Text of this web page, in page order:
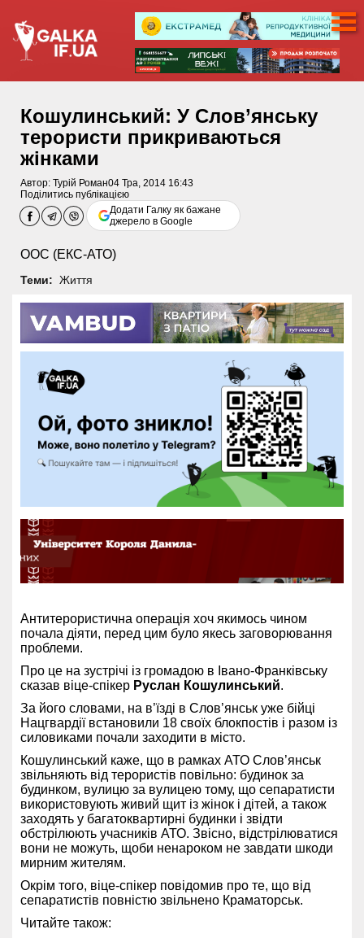
Кошулинський: У Слов’янську
терористи прикриваються
жінками
Автор: Турій Роман04 Тра, 2014 16:43
Поділитись публікацією
Додати Галку як бажане
джерело в Google
ООС (ЕКС-АТО)
Теми: Життя
Антитерористична операція хоч якимось чином
почала діяти, перед цим було якесь заговорювання
проблеми.
Про це на зустрічі із громадою в Івано-Франківську
сказав віце-спікер Руслан Кошулинський.
За його словами, на в’їзді в Слов’янськ уже бійці
Нацгвардії встановили 18 своїх блокпостів і разом із
силовиками почали заходити в місто.
Кошулинський каже, що в рамках АТО Слов’янськ
звільняють від терористів повільно: будинок за
будинком, вулицю за вулицею тому, що сепаратисти
використовують живий щит із жінок і дітей, а також
заходять у багатоквартирні будинки і звідти
обстрілюють учасників АТО. Звісно, відстрілюватися
вони не можуть, щоби ненароком не завдати шкоди
мирним жителям.
Окрім того, віце-спікер повідомив про те, що від
сепаратистів повністю звільнено Краматорськ.
Читайте також: